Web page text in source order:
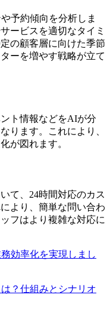
予約傾向を分析しま
ービスを適切なタイミ
の顧客層に向けた季節
ーを増やす戦略が立て
ト情報などをAIが分
ります。これにより、
が図れます。
て、24時間対応のカス
より、簡単な問い合わ
フはより複雑な対応に
効率化を実現しまし
？仕組みとシナリオ